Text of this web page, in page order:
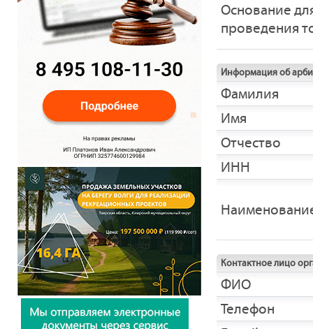
Основание
проведения
Информация об
Фамилия
Имя
Отчество
ИНН
Контактное лицо
ФИО
Телефон